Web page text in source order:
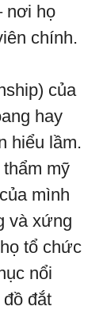
nơi họ
chính.
của
hay
hiểu lầm.
mỹ
mình
và xứng
tổ chức
nổi
đắt